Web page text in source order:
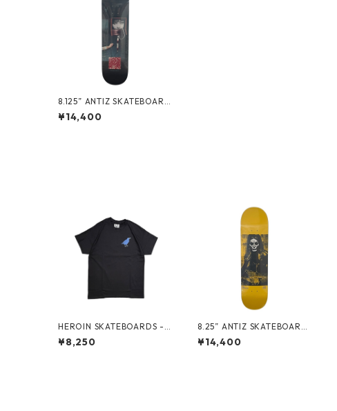
8.125” ANTIZ SKATEBOARD
S - BJARNE TJOETTA “PRO
MODEL” -
¥14,400
HEROIN SKATEBOARDS -
CROW TEE -
¥8,250
8.25” ANTIZ SKATEBOARD
S - ANDRE GERLICH “GLO
W IN THE DARK PRO MOD
¥14,400